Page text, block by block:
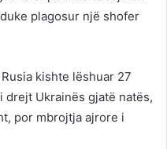
plagosur një shofer
kishte lëshuar 27
Ukrainës gjatë natës,
por mbrojtja ajrore i